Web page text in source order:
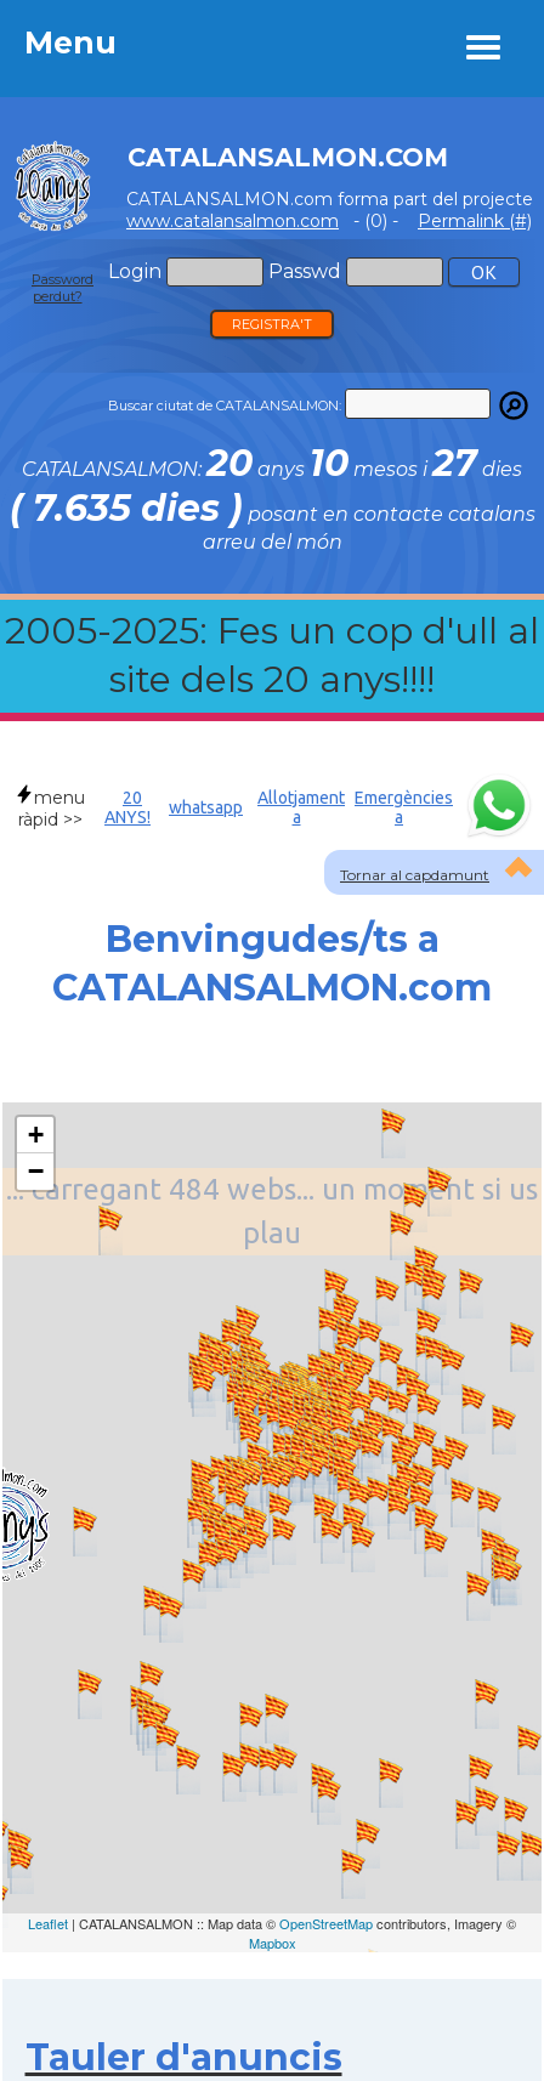
Menu
CATALANSALMON.COM
CATALANSALMON.com forma part del projecte
www.catalansalmon.com - (0) - Permalink (#)
Login Passwd
Password
perdut?
REGISTRA'T
Buscar ciutat de CATALANSALMON:
CATALANSALMON:20 anys 10 mesos i27 dies
( 7.635 dies ) posant en contacte catalans
arreu del món
2005-2025: Fes un cop d'ull al
site dels 20 anys!!!!
Menu
Tornar al capdamunt
menu
ràpid >>
20
ANYS!
whatsapp
Allotjament
a
Emergències
a
Benvingudes/ts a
CATALANSALMON.com
... carregant 484 webs... un moment si us
plau
+
−
Leaflet | CATALANSALMON :: Map data ©OpenStreetMapcontributors, Imagery ©
Mapbox
Tauler d'anuncis